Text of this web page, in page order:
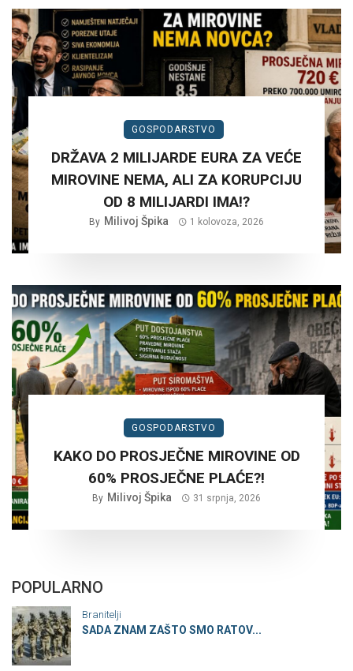
GOSPODARSTVO
DRŽAVA 2 MILIJARDE EURA ZA VEĆE
MIROVINE NEMA, ALI ZA KORUPCIJU
OD 8 MILIJARDI IMA!?
By Milivoj Špika 1 kolovoza, 2026
GOSPODARSTVO
KAKO DO PROSJEČNE MIROVINE OD
60% PROSJEČNE PLAĆE?!
By Milivoj Špika 31 srpnja, 2026
POPULARNO
Branitelji
SADA ZNAM ZAŠTO SMO RATOV...